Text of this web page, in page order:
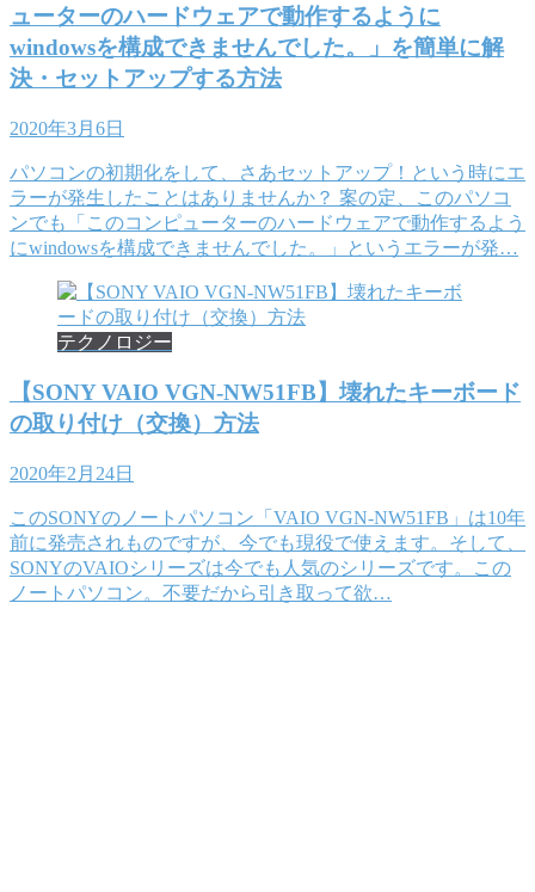
ューターのハードウェアで動作するように
windowsを構成できませんでした。」を簡単に解
決・セットアップする方法
2020年3月6日
パソコンの初期化をして、さあセットアップ！という時にエ
ラーが発生したことはありませんか？ 案の定、このパソコ
ンでも「このコンピューターのハードウェアで動作するよう
にwindowsを構成できませんでした。」というエラーが発…
テクノロジー
【SONY VAIO VGN-NW51FB】壊れたキーボード
の取り付け（交換）方法
2020年2月24日
このSONYのノートパソコン「VAIO VGN-NW51FB」は10年
前に発売されものですが、今でも現役で使えます。そして、
SONYのVAIOシリーズは今でも人気のシリーズです。この
ノートパソコン。不要だから引き取って欲…